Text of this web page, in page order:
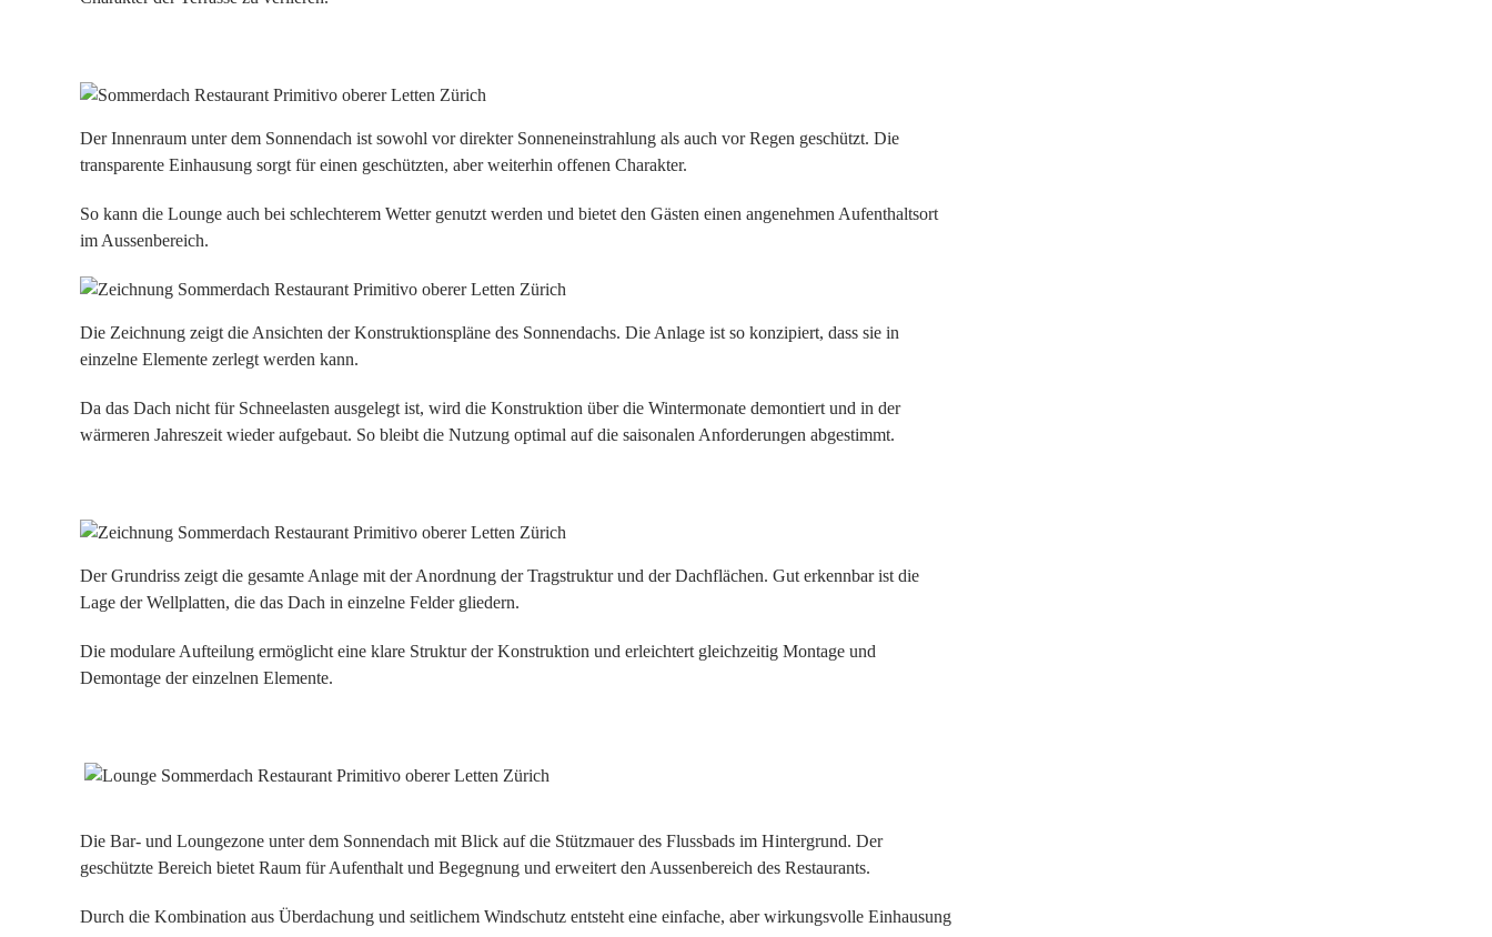
Der Innenraum unter dem Sonnendach ist sowohl vor direkter Sonneneinstrahlung als auch vor Regen geschützt. Die
transparente Einhausung sorgt für einen geschützten, aber weiterhin offenen Charakter.
So kann die Lounge auch bei schlechterem Wetter genutzt werden und bietet den Gästen einen angenehmen Aufenthaltsort
im Aussenbereich.
Die Zeichnung zeigt die Ansichten der Konstruktionspläne des Sonnendachs. Die Anlage ist so konzipiert, dass sie in
einzelne Elemente zerlegt werden kann.
Da das Dach nicht für Schneelasten ausgelegt ist, wird die Konstruktion über die Wintermonate demontiert und in der
wärmeren Jahreszeit wieder aufgebaut. So bleibt die Nutzung optimal auf die saisonalen Anforderungen abgestimmt.
Der Grundriss zeigt die gesamte Anlage mit der Anordnung der Tragstruktur und der Dachflächen. Gut erkennbar ist die
Lage der Wellplatten, die das Dach in einzelne Felder gliedern.
Die modulare Aufteilung ermöglicht eine klare Struktur der Konstruktion und erleichtert gleichzeitig Montage und
Demontage der einzelnen Elemente.
Die Bar- und Loungezone unter dem Sonnendach mit Blick auf die Stützmauer des Flussbads im Hintergrund. Der
geschützte Bereich bietet Raum für Aufenthalt und Begegnung und erweitert den Aussenbereich des Restaurants.
Durch die Kombination aus Überdachung und seitlichem Windschutz entsteht eine einfache, aber wirkungsvolle Einhausung